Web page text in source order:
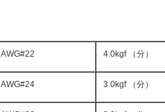
AWG#22 4.0kgf （分）
AWG#24 3.0kgf （分）